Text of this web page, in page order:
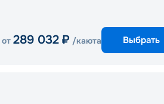
от 289 032 ₽ /каюта Выбрать